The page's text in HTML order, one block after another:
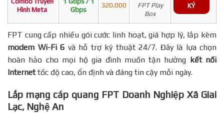
Hình Meta
Gbps
320.000
FPT Play
Box
KÝ
FPT cung cấp nhiều gói cước linh hoạt, giá hợp lý, lắp kèm
modem Wi-Fi 6 và hỗ trợ kỹ thuật 24/7. Đây là lựa chọn
hoàn hảo cho mọi hộ gia đình muốn tận hưởng kết nối
Internettốc độ cao, ổn định và đáng tin cậy mỗi ngày.
Lắp mạng cáp quang FPT Doanh Nghiệp Xã Giai
Lạc, Nghệ An